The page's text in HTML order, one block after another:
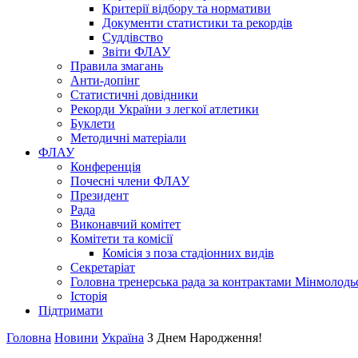
Критерії відбору та нормативи
Документи статистики та рекордів
Суддівство
Звіти ФЛАУ
Правила змагань
Анти-допінг
Статистичні довідники
Рекорди України з легкої атлетики
Буклети
Методичні матеріали
ФЛАУ
Конференція
Почесні члени ФЛАУ
Президент
Рада
Виконавчий комітет
Комітети та комісії
Комісія з поза стадіонних видів
Секретаріат
Головна тренерська рада за контрактами
Історія
Підтримати
Головна Новини Україна З Днем Народження!